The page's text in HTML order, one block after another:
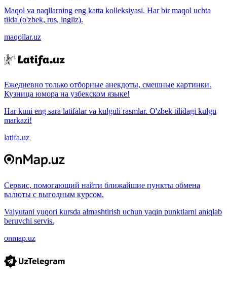
Maqol va naqllarning eng katta kolleksiyasi. Har bir maqol uchta
tilda (o'zbek, rus, ingliz).
maqollar.uz
Ежедневно только отборные анекдоты, смешные картинки.
Кузница юмора на узбекском языке!
Har kuni eng sara latifalar va kulguli rasmlar. O'zbek tilidagi kulgu
markazi!
latifa.uz
Сервис, помогающий найти ближайшие пункты обмена
валюты с выгодным курсом.
Valyutani yuqori kursda almashtirish uchun yaqin punktlarni aniqlab
beruvchi servis.
onmap.uz